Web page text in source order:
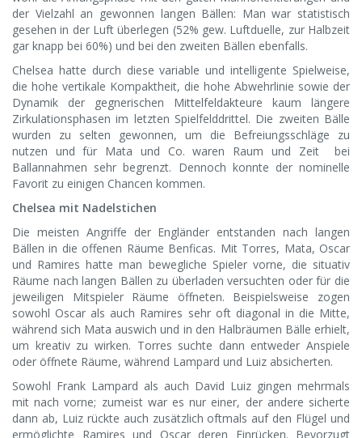
der Vielzahl an gewonnen langen Bällen: Man war statistisch
gesehen in der Luft überlegen (52% gew. Luftduelle, zur Halbzeit
gar knapp bei 60%) und bei den zweiten Bällen ebenfalls.
Chelsea hatte durch diese variable und intelligente Spielweise,
die hohe vertikale Kompaktheit, die hohe Abwehrlinie sowie der
Dynamik der gegnerischen Mittelfeldakteure kaum längere
Zirkulationsphasen im letzten Spielfelddrittel. Die zweiten Bälle
wurden zu selten gewonnen, um die Befreiungsschläge zu
nutzen und für Mata und Co. waren Raum und Zeit bei
Ballannahmen sehr begrenzt. Dennoch konnte der nominelle
Favorit zu einigen Chancen kommen.
Chelsea mit Nadelstichen
Die meisten Angriffe der Engländer entstanden nach langen
Bällen in die offenen Räume Benficas. Mit Torres, Mata, Oscar
und Ramires hatte man bewegliche Spieler vorne, die situativ
Räume nach langen Bällen zu überladen versuchten oder für die
jeweiligen Mitspieler Räume öffneten. Beispielsweise zogen
sowohl Oscar als auch Ramires sehr oft diagonal in die Mitte,
während sich Mata auswich und in den Halbräumen Bälle erhielt,
um kreativ zu wirken. Torres suchte dann entweder Anspiele
oder öffnete Räume, während Lampard und Luiz absicherten.
Sowohl Frank Lampard als auch David Luiz gingen mehrmals
mit nach vorne; zumeist war es nur einer, der andere sicherte
dann ab, Luiz rückte auch zusätzlich oftmals auf den Flügel und
ermöglichte Ramires und Oscar deren Einrücken. Bevorzugt